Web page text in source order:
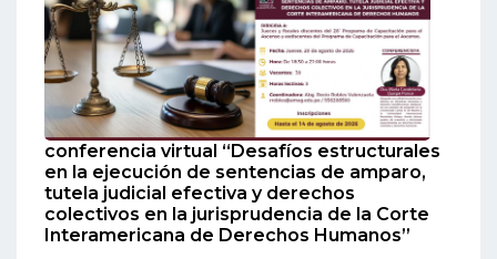
conferencia virtual “Desafíos estructurales
en la ejecución de sentencias de amparo,
tutela judicial efectiva y derechos
colectivos en la jurisprudencia de la Corte
Interamericana de Derechos Humanos”